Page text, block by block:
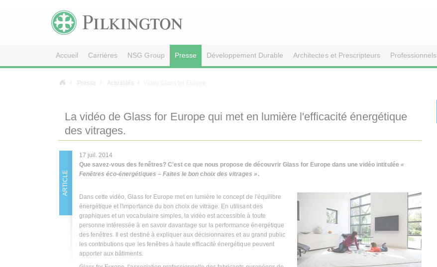
Accueil Carrières NSG Group Presse Développement Durable Architectes et Prescripteurs Professionnels
Presse Actualités
La vidéo de Glass for Europe qui met en lumière l'efficacité énergétique
des vitrages.
ARTICLE
17 juil. 2014
Que savez-vous des fenêtres? C'est ce que nous propose de découvrir Glass for Europe dans une vidéo intitulée «
Fenêtres éco-énergétiques – Faites le bon choix des vitrages » .
Dans cette vidéo, Glass for Europe met en lumière le concept de l'équilibre
énergétique et l'importance du bon choix de vitrage. En utilisant des
graphiques et un vocabulaire simples, la vidéo est accessible à toute
personne intéressée à en savoir davantage sur la performance énergétique
des fenêtres. Il est destiné à expliquer aux décisionnaires et au grand public
les contributions que les fenêtres à haute efficacité énergétique peuvent
apporter aux bâtiments.